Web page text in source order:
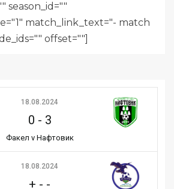
season_id=""
match_link_text="- match
offset=""]
18.08.2024
0 - 3
Факел v Нафтовик
18.08.2024
+ - -